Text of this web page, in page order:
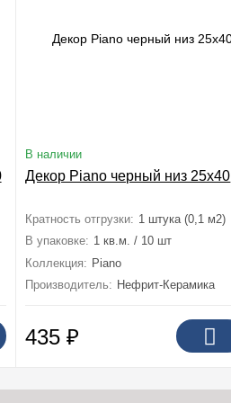
В наличии
Декор Piano черный низ 25x40
Кратность отгрузки: 1 штука (0,1 м2)
В упаковке: 1 кв.м. / 10 шт
Коллекция: Piano
Производитель: Нефрит-Керамика
435₽